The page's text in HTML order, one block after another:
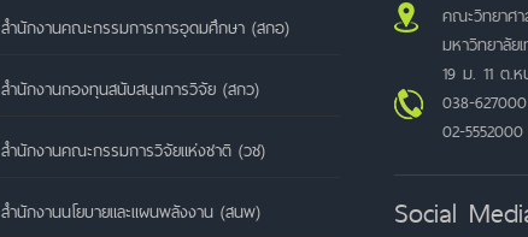
สำนักงานคณะกรรมการการอุดมศึกษา (สกอ)
สำนักงานกองทุนสนับสนุนการวิจัย (สกว)
สำนักงานคณะกรรมการวิจัยแห่งชาติ (วช)
สำนักงานนโยบายและแผนพลังงาน (สนพ)
คณะวิทยาศ
มหาวิทยาลัย
19 ม. 11 ต.
038-
02-
Social